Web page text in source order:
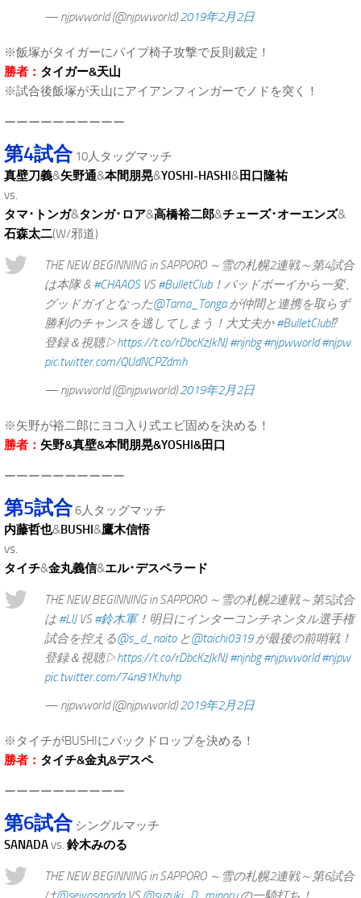
— njpwworld (@njpwworld)2019年2月2日
※飯塚がタイガーにパイプ椅子攻撃で反則裁定！
勝者： タイガー&天山
※試合後飯塚が天山にアイアンフィンガーでノドを突く！
ーーーーーーーーーー
第4試合10人タッグマッチ
真壁刀義&矢野通&本間朋晃&YOSHI-HASHI&田口隆祐
vs.
タマ･トンガ&タンガ･ロア&高橋裕二郎&チェーズ･オーエンズ&
石森太二(W/邪道)
THE NEW BEGINNING in SAPPORO ～雪の札幌2連戦～第4試合
は本隊 & #CHAAOSVS#BulletClub！バッドボーイから一変、
グッドガイとなった@Tama_Tongaが仲間と連携を取らず
勝利のチャンスを逃してしまう！大丈夫か#BulletClub⁉︎
登録＆視聴▷https://t.co/rDbcKzJkNJ #njnbg #njpwworld #njpw
pic.twitter.com/QUdNCPZdmh
— njpwworld (@njpwworld)2019年2月2日
※矢野が裕二郎にヨコ入り式エビ固めを決める！
勝者： 矢野&真壁&本間朋晃&YOSHI&田口
ーーーーーーーーーー
第5試合6人タッグマッチ
内藤哲也&BUSHI&鷹木信悟
vs.
タイチ&金丸義信&エル･デスペラード
THE NEW BEGINNING in SAPPORO ～雪の札幌2連戦～第5試合
は#LIJVS#鈴木軍！明日にインターコンチネンタル選手権
試合を控える@s_d_naitoと@taichi0319が最後の前哨戦！
登録＆視聴▷https://t.co/rDbcKzJkNJ #njnbg #njpwworld #njpw
pic.twitter.com/74n81Khvhp
— njpwworld (@njpwworld)2019年2月2日
※タイチがBUSHIにバックドロップを決める！
勝者： タイチ&金丸&デスペ
ーーーーーーーーーー
第6試合シングルマッチ
SANADAvs. 鈴木みのる
THE NEW BEGINNING in SAPPORO ～雪の札幌2連戦～第6試合